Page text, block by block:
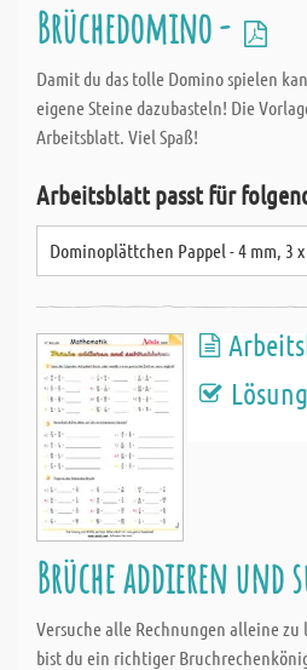
Brüchedomino -
Damit du das tolle Domino spielen
eigene Steine dazubasteln! Die
Arbeitsblatt. Viel Spaß!
Arbeitsblatt passt für
Dominoplättchen Pappel - 4 mm, 3 x
Lösung
Brüche addieren und
Versuche alle Rechnungen alleine zu
bist du ein richtiger